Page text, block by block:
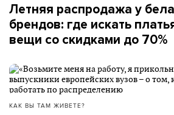
Летняя распродажа у
брендов: где искать
вещи со скидками до 70%
КАК ВЫ ТАМ ЖИВЕТЕ?